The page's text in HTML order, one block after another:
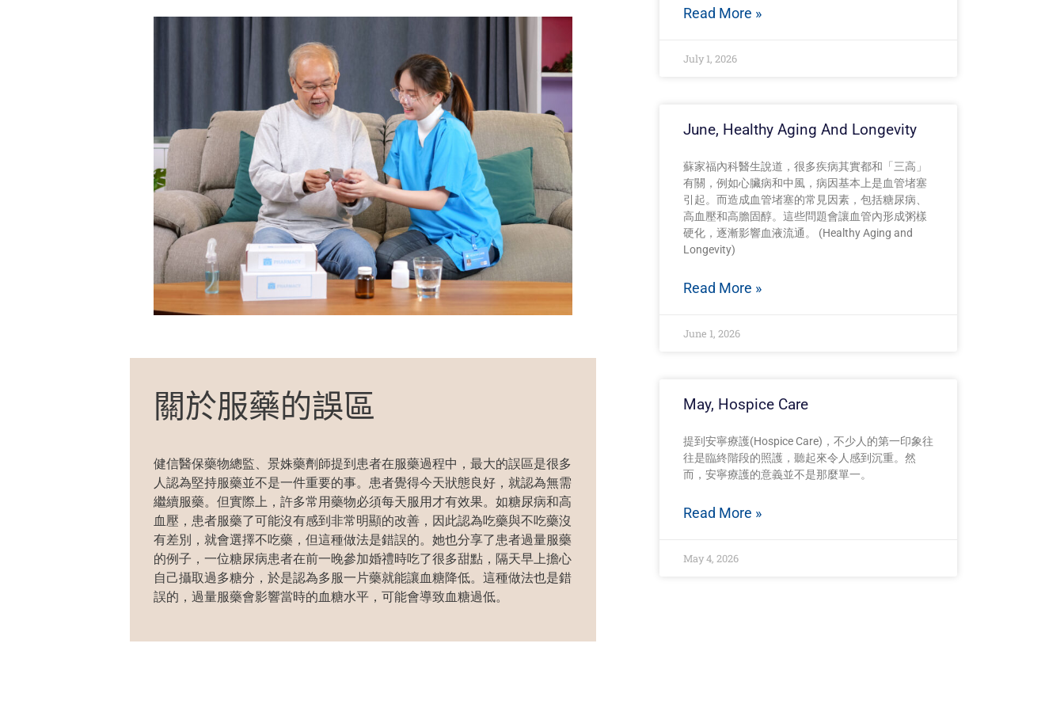
關於服藥的誤區
健信醫保藥物總監、景姝藥劑師提到患者在服藥過程中，最大的誤區是很多
人認為堅持服藥並不是一件重要的事。患者覺得今天狀態良好 ，就認為無需
繼續服藥。但實際上，許多常用藥物必須每天服用才有效果。如糖尿病和高
血壓，患者服藥了可能沒有感到非常明顯的改善 ，因此認為吃藥與不吃藥沒
有差別，就會選擇不吃藥 ，但這種做法是錯誤的。她也分享了患者過量服藥
的例子 ，一位糖尿病患者在前一晚參加婚禮時吃了很多甜點，隔天早上擔心
自己攝取過多糖分，於是認為多服一片藥就能讓血糖降低。這種做法也是錯
誤的，過量服藥會影響當時的血糖水平，可能會導致血糖過低。
Read More »
July 1, 2026
June, Healthy Aging And Longevity
蘇家福內科醫生說道，很多疾病其實都和「三高」
有關，例如心臟病和中風，病因基本上是血管堵塞
引起。而造成血管堵塞的常見因素，包括糖尿病、
高血壓和高膽固醇。這些問題會讓血管內形成粥樣
硬化，逐漸影響血液流通。 (Healthy Aging and
Longevity)
Read More »
June 1, 2026
May, Hospice Care
提到安寧療護(Hospice Care)，不少人的第一印象往
往是臨終階段的照護，聽起來令人感到沉重。然
而，安寧療護的意義並不是那麼單一。
Read More »
May 4, 2026